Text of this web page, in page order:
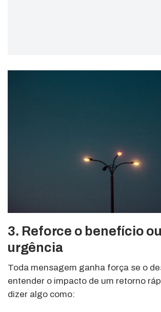
3. Reforce o benefício
urgência
Toda mensagem ganha força se o
entender o impacto de um retorno
dizer algo como: